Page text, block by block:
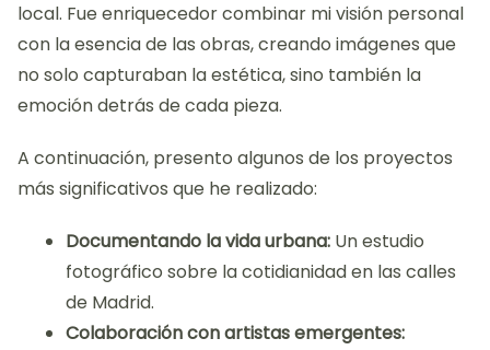
local. Fue enriquecedor combinar mi visión personal
con la esencia de las obras, creando imágenes que
no solo capturaban la estética, sino también la
emoción detrás de cada pieza.
A continuación, presento algunos de los proyectos
más significativos que he realizado:
Documentando la vida urbana: Un estudio
fotográfico sobre la cotidianidad en las calles
de Madrid.
Colaboración con artistas emergentes: